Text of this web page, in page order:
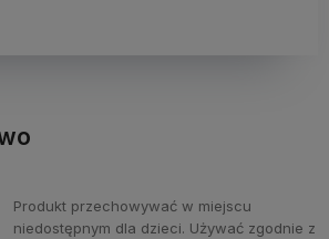
Produkt przechowywać w miejscu
niedostępnym dla dzieci. Używać zgodnie z